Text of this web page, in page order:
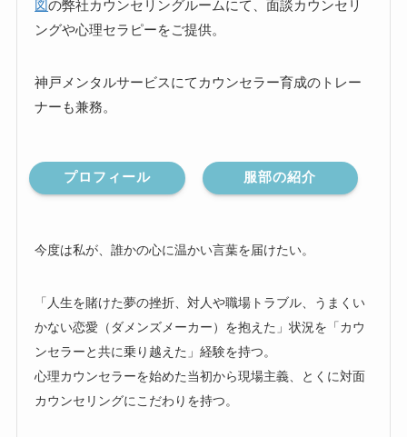
図の弊社カウンセリングルームにて、面談カウンセリ
ングや心理セラピーをご提供。
神戸メンタルサービスにてカウンセラー育成のトレー
ナーも兼務。
プロフィール 服部の紹介
今度は私が、誰かの心に温かい言葉を届けたい。
「人生を賭けた夢の挫折、対人や職場トラブル、うまくい
かない恋愛（ダメンズメーカー）を抱えた」状況を「カウ
ンセラーと共に乗り越えた」経験を持つ。
心理カウンセラーを始めた当初から現場主義、とくに対面
カウンセリングにこだわりを持つ。